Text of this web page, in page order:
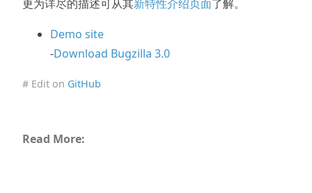
更为详尽的描述可从其新特性介绍页面了解。
Demo site
-Download Bugzilla 3.0
# Edit on GitHub
Read More: